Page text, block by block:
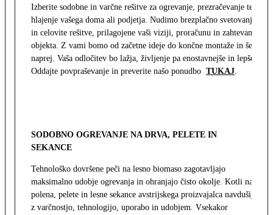
Izberite sodobne in varčne rešitve za ogrevanje, prezračevanje ter
hlajenje vašega doma ali podjetja. Nudimo brezplačno svetovanje
in celovite rešitve, prilagojene vaši viziji, proračunu in zahtevam
objekta. Z vami bomo od začetne ideje do končne montaže in še
naprej. Vaša odločitev bo lažja, življenje pa enostavnejše in lepše.
Oddajte povpraševanje in preverite našo ponudbo TUKAJ.
SODOBNO OGREVANJE NA DRVA, PELETE IN
SEKANCE
Tehnološko dovršene peči na lesno biomaso zagotavljajo
maksimalno udobje ogrevanja in ohranjajo čisto okolje. Kotli na
polena, pelete in lesne sekance avstrijskega proizvajalca navdušijo
z varčnostjo, tehnologijo, uporabo in udobjem. Vsekakor